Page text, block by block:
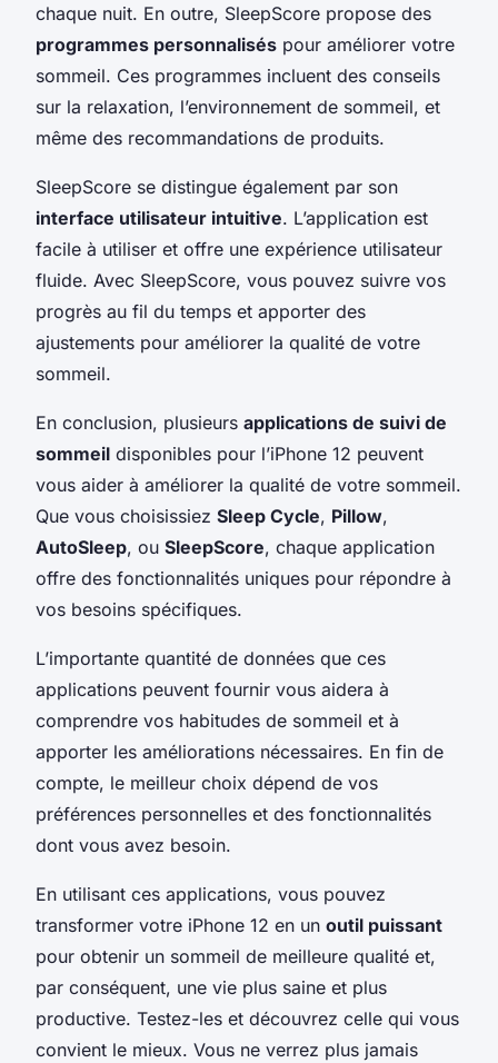
chaque nuit. En outre, SleepScore propose des
programmes personnalisés pour améliorer votre
sommeil. Ces programmes incluent des conseils
sur la relaxation, l’environnement de sommeil, et
même des recommandations de produits.
SleepScore se distingue également par son
interface utilisateur intuitive. L’application est
facile à utiliser et offre une expérience utilisateur
fluide. Avec SleepScore, vous pouvez suivre vos
progrès au fil du temps et apporter des
ajustements pour améliorer la qualité de votre
sommeil.
En conclusion, plusieurs applications de suivi de
sommeil disponibles pour l’iPhone 12 peuvent
vous aider à améliorer la qualité de votre sommeil.
Que vous choisissiez Sleep Cycle, Pillow,
AutoSleep, ou SleepScore, chaque application
offre des fonctionnalités uniques pour répondre à
vos besoins spécifiques.
L’importante quantité de données que ces
applications peuvent fournir vous aidera à
comprendre vos habitudes de sommeil et à
apporter les améliorations nécessaires. En fin de
compte, le meilleur choix dépend de vos
préférences personnelles et des fonctionnalités
dont vous avez besoin.
En utilisant ces applications, vous pouvez
transformer votre iPhone 12 en un outil puissant
pour obtenir un sommeil de meilleure qualité et,
par conséquent, une vie plus saine et plus
productive. Testez-les et découvrez celle qui vous
convient le mieux. Vous ne verrez plus jamais